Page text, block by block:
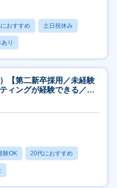
おすすめ 土日祝休み
り
【第二新卒採用／未経験
ィングが経験できる／研
験OK 20代におすすめ